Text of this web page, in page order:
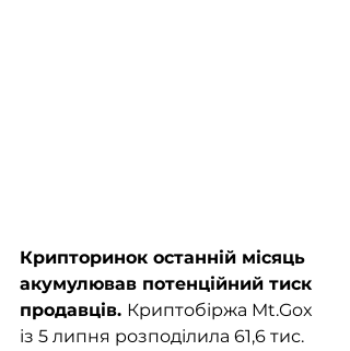
Крипторинок останній місяць
акумулював потенційний тиск
продавців. Криптобіржа Mt.Gox
із 5 липня розподілила 61,6 тис.